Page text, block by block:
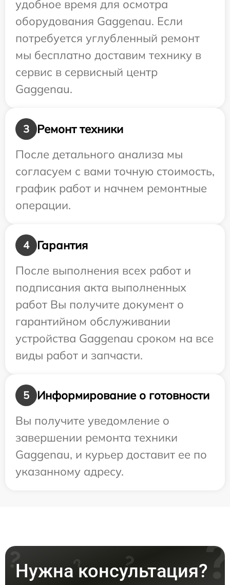
удобное время для осмотра
оборудования Gaggenau. Если
потребуется углубленный ремонт
мы бесплатно доставим технику в
сервис в сервисный центр
Gaggenau.
3
Ремонт техники
После детального анализа мы
согласуем с вами точную стоимость,
график работ и начнем ремонтные
операции.
4
Гарантия
После выполнения всех работ и
подписания акта выполненных
работ Вы получите документ о
гарантийном обслуживании
устройства Gaggenau сроком на все
виды работ и запчасти.
5
Информирование о готовности
Вы получите уведомление о
завершении ремонта техники
Gaggenau, и курьер доставит ее по
указанному адресу.
Нужна консультация?